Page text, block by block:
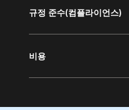
규정 준수(컴플라이언스)
비용